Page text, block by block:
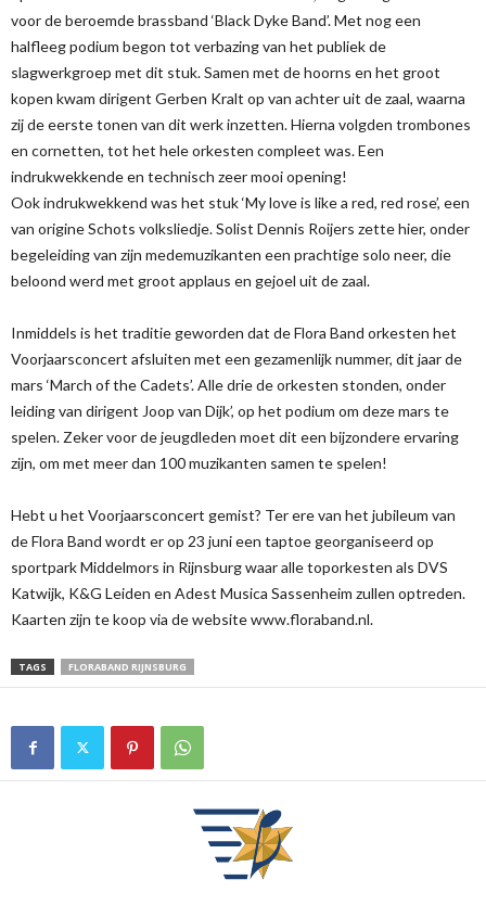
voor de beroemde brassband ‘Black Dyke Band’. Met nog een
halfleeg podium begon tot verbazing van het publiek de
slagwerkgroep met dit stuk. Samen met de hoorns en het groot
kopen kwam dirigent Gerben Kralt op van achter uit de zaal, waarna
zij de eerste tonen van dit werk inzetten. Hierna volgden trombones
en cornetten, tot het hele orkesten compleet was. Een
indrukwekkende en technisch zeer mooi opening!
Ook indrukwekkend was het stuk ‘My love is like a red, red rose’, een
van origine Schots volksliedje. Solist Dennis Roijers zette hier, onder
begeleiding van zijn medemuzikanten een prachtige solo neer, die
beloond werd met groot applaus en gejoel uit de zaal.
Inmiddels is het traditie geworden dat de Flora Band orkesten het
Voorjaarsconcert afsluiten met een gezamenlijk nummer, dit jaar de
mars ‘March of the Cadets’. Alle drie de orkesten stonden, onder
leiding van dirigent Joop van Dijk’, op het podium om deze mars te
spelen. Zeker voor de jeugdleden moet dit een bijzondere ervaring
zijn, om met meer dan 100 muzikanten samen te spelen!
Hebt u het Voorjaarsconcert gemist? Ter ere van het jubileum van
de Flora Band wordt er op 23 juni een taptoe georganiseerd op
sportpark Middelmors in Rijnsburg waar alle toporkesten als DVS
Katwijk, K&G Leiden en Adest Musica Sassenheim zullen optreden.
Kaarten zijn te koop via de website www.floraband.nl.
TAGS FLORABAND RIJNSBURG